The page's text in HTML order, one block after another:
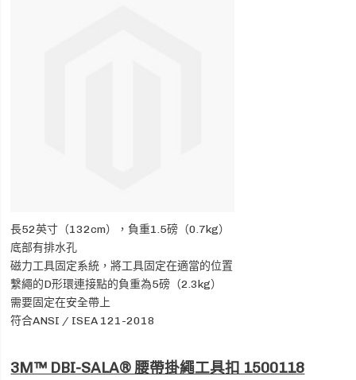
長52英寸（132cm），負重1.5磅（0.7kg）
底部有排水孔
磁力工具固定系統，將工具固定在適當的位置
繫繩的D形環連接點的負重為5磅（2.3kg）
需要固定在安全帶上
符合ANSI / ISEA 121-2018
3M™ DBI-SALA® 腰帶掛繩工具扣 1500118